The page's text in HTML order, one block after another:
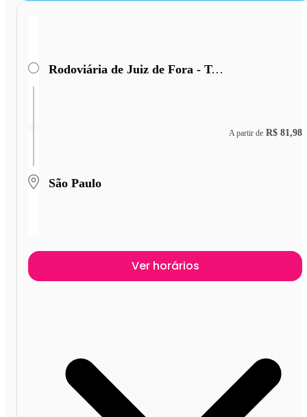
Rodoviária de Juiz de Fora - Terminal Miguel Mansu
São Paulo
A partir de R$ 81,98
Ver horários